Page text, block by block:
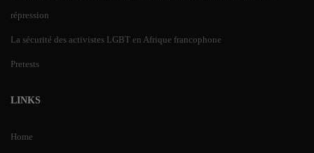
répression
La sécurité des activistes LGBT en Afrique francophone
Pretests
LINKS
Home